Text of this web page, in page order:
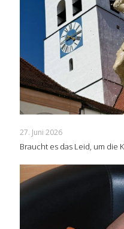
27. Juni 2026
Braucht es das Leid, um die